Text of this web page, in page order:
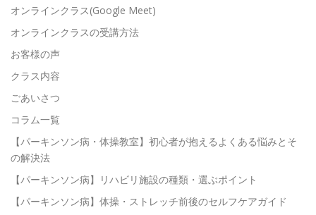
オンラインクラス(Google Meet)
オンラインクラスの受講方法
お客様の声
クラス内容
ごあいさつ
コラム一覧
【パーキンソン病・体操教室】初心者が抱えるよくある悩みとそ
の解決法
【パーキンソン病】リハビリ施設の種類・選ぶポイント
【パーキンソン病】体操・ストレッチ前後のセルフケアガイド